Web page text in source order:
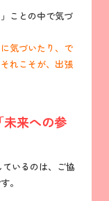
ことの中で気づ
気づいたり、で
れこそが、出張
来への参
いるのは、ご協
。